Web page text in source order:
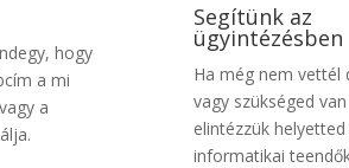
hogy
a mi
a
Segítünk az
ügyintézésben
Ha még nem vettél
vagy szükséged
elintézzük
informatikai